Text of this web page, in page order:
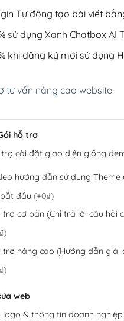
Tự động tạo bài viết
sử dụng Xanh Chatbox AI
khi đăng ký mới sử dụng
tư vấn nâng cao website
hỗ trợ
trợ cài đặt giao diện giống
hướng dẫn sử dụng Theme
đầu (+0₫)
trợ cơ bản (Chỉ trả lời câu hỏi
trợ nâng cao (Hướng dẫn giải
web
logo & thông tin doanh nghiệp